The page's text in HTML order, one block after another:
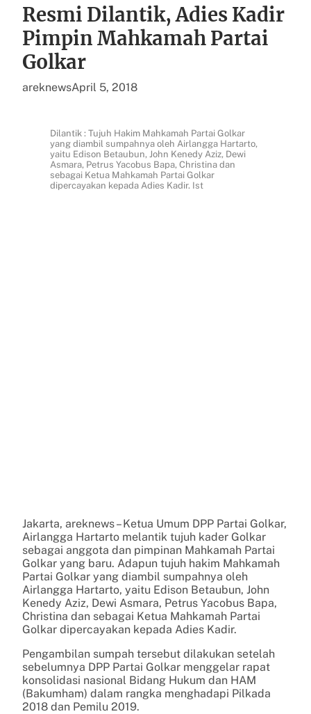
Resmi Dilantik, Adies Kadir
Pimpin Mahkamah Partai
Golkar
areknewsApril 5, 2018
Dilantik : Tujuh Hakim Mahkamah Partai Golkar
yang diambil sumpahnya oleh Airlangga Hartarto,
yaitu Edison Betaubun, John Kenedy Aziz, Dewi
Asmara, Petrus Yacobus Bapa, Christina dan
sebagai Ketua Mahkamah Partai Golkar
dipercayakan kepada Adies Kadir. Ist
Jakarta, areknews – Ketua Umum DPP Partai Golkar,
Airlangga Hartarto melantik tujuh kader Golkar
sebagai anggota dan pimpinan Mahkamah Partai
Golkar yang baru. Adapun tujuh hakim Mahkamah
Partai Golkar yang diambil sumpahnya oleh
Airlangga Hartarto, yaitu Edison Betaubun, John
Kenedy Aziz, Dewi Asmara, Petrus Yacobus Bapa,
Christina dan sebagai Ketua Mahkamah Partai
Golkar dipercayakan kepada Adies Kadir.
Pengambilan sumpah tersebut dilakukan setelah
sebelumnya DPP Partai Golkar menggelar rapat
konsolidasi nasional Bidang Hukum dan HAM
(Bakumham) dalam rangka menghadapi Pilkada
2018 dan Pemilu 2019.